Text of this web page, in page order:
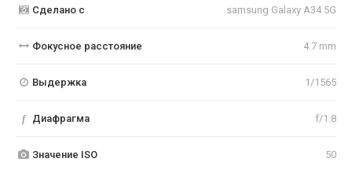
Сделано с samsung Galaxy A34 5G
Фокусное расстояние 4.7 mm
Выдержка 1/1565
f Диафрагма f/1.8
Значение ISO 50